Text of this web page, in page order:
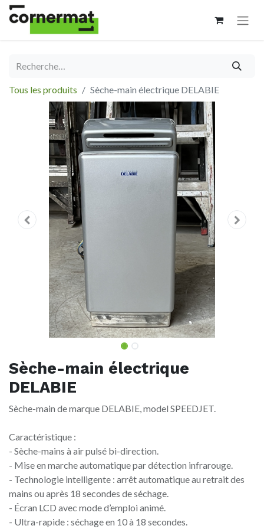
Tous les produits Sèche-main électrique DELABIE
Sèche-main électrique
DELABIE
Sèche-main de marque DELABIE, model SPEEDJET.
Caractéristique :
- Sèche-mains à air pulsé bi-direction.
- Mise en marche automatique par détection infrarouge.
- Technologie intelligente : arrêt automatique au retrait des
mains ou après 18 secondes de séchage.
- Écran LCD avec mode d’emploi animé.
- Ultra-rapide : séchage en 10 à 18 secondes.